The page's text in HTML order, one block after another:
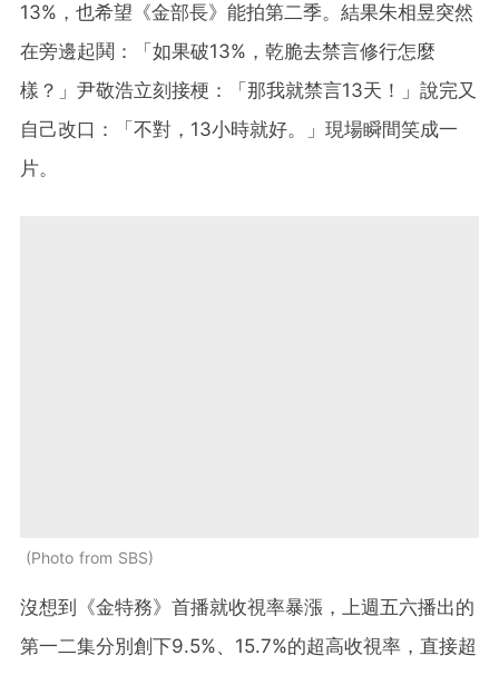
13%，也希望《金部長》能拍第二季。結果朱相昱突然
在旁邊起鬨：「如果破13%，乾脆去禁言修行怎麼
樣？」尹敬浩立刻接梗：「那我就禁言13天！」說完又
自己改口：「不對，13小時就好。」現場瞬間笑成一
片。
Photo from SBS
沒想到《金特務》首播就收視率暴漲，上週五六播出的
第一二集分別創下9.5%、15.7%的超高收視率，直接超